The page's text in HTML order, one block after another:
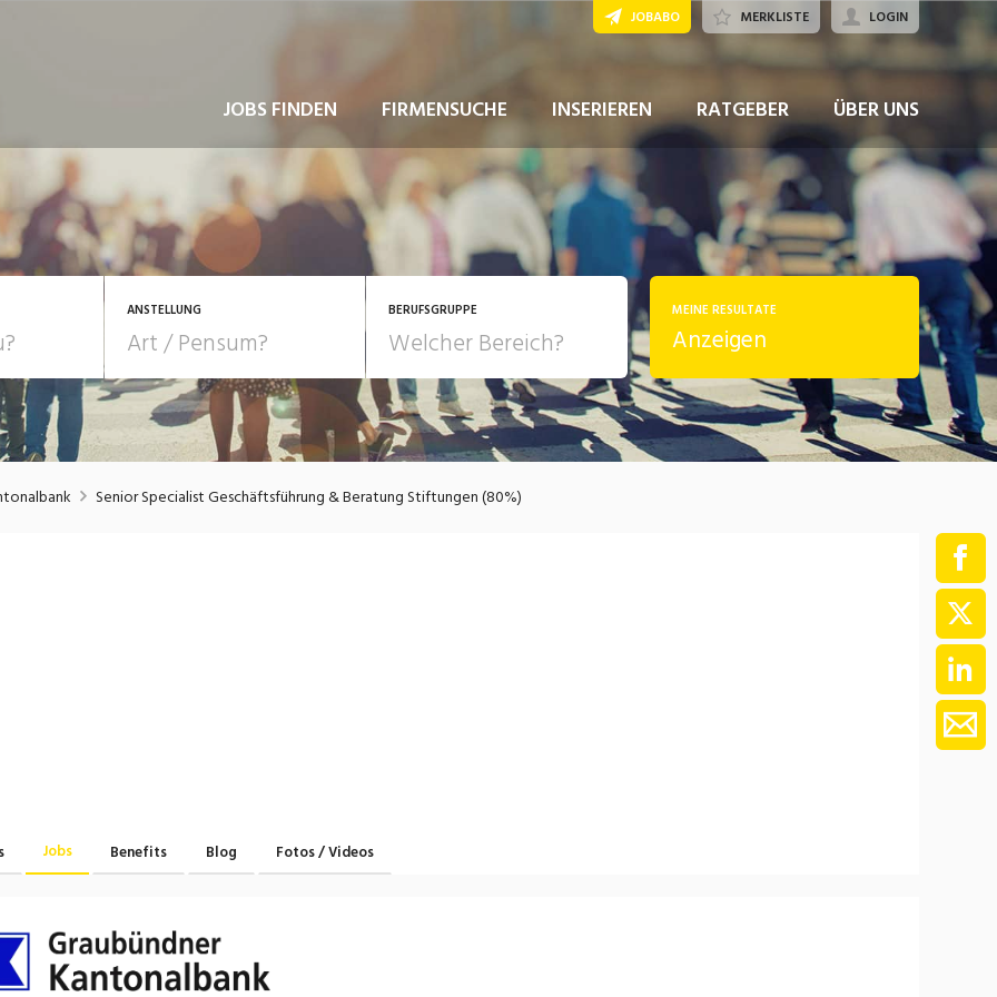
JOBS FINDEN FIRMENSUCHE INSERIEREN RATGEBER ÜBER UNS
JOBABO MERKLISTE LOGIN
ANSTELLUNG
10-100%Pensum
Temporär (befristet)
POSITION
Führungsposition
BERUFSGRUPPE
Handwerk, Elektro Bildung, Kunst, Design, Soziale
Berufe, Sport
Human Resources Einkauf, Logistik, Transport,
MEINE RESULTATE
Anzeigen
Senior Specialist Geschäftsführung & Beratung Stiftungen (80%)
JETZT BEWERBEN
Jobs Benefits Blog Fotos / Videos